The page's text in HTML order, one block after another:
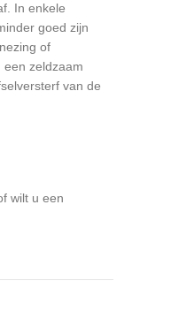
In enkele
goed zijn
of
zeldzaam
van de
wilt u een